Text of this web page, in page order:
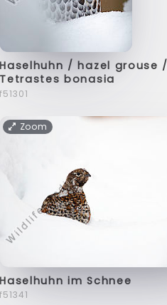
Haselhuhn / hazel grouse /
Tetrastes bonasia
f51301
Zoom
Haselhuhn im Schnee
f51341